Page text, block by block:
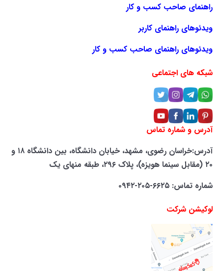
راهنمای صاحب کسب و کار
ویدئوهای راهنمای کاربر
ویدئوهای راهنمای صاحب کسب و کار
شبکه های اجتماعی
آدرس و شماره تماس
آدرس:خراسان رضوی، مشهد، خیابان دانشگاه، بین دانشگاه ۱۸ و
۲۰ (مقابل سینما هویزه)، پلاک ۲۹۶، طبقه منهای یک
شماره تماس: ۶۶۲۵-۲۰۵-۰۹۴۲
لوکیشن شرکت